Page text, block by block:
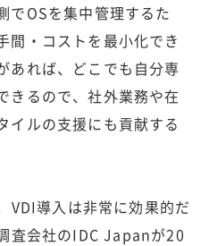
でOSを集中管理するた
間・コストを最小化でき
あれば、どこでも自分専
きるので、社外業務や在
イルの支援にも貢献する
導入は非常に効果的だ
査会社のIDC Japanが20